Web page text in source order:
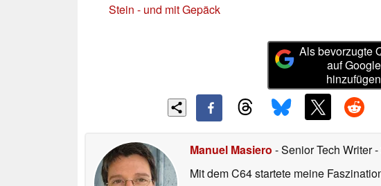
Stein - und mit Gepäck
Als bevorzugte
auf Google
hinzufügen
Manuel Masiero - Senior Tech Writer
Mit dem C64 startete meine